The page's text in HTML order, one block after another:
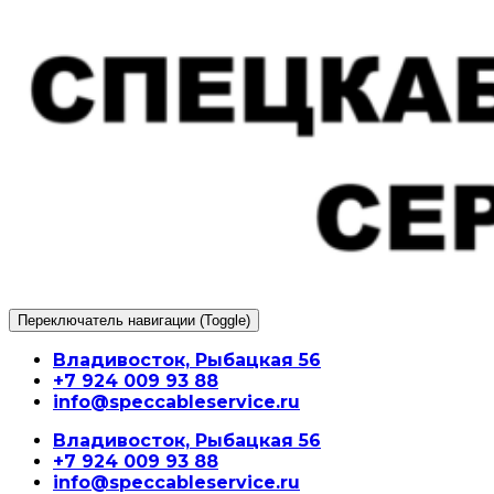
содержимому
Переключатель навигации (Toggle)
Владивосток, Рыбацкая 56
+7 924 009 93 88
info@speccableservice.ru
Владивосток, Рыбацкая 56
+7 924 009 93 88
info@speccableservice.ru